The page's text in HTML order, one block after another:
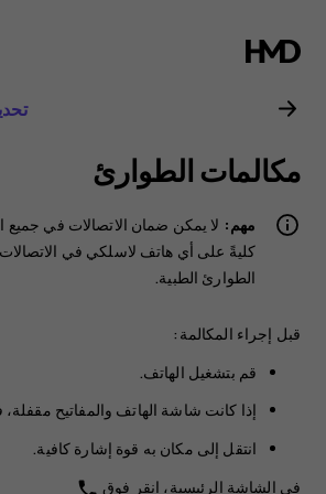
دليل
مستخدم
هاتف
Nokia
6.2
مكالمات الطوارئ
مهم: لا يمكن ضمان الاتصالات في جميع
كليةً على أي هاتف لاسلكي في
الطوارئ الطبية.
قبل إجراء المكالمة:
قم بتشغيل الهاتف.
إذا كانت شاشة الهاتف والمفاتيح مقفلة،
انتقل إلى مكان به قوة إشارة كافية.
في الشاشة الرئيسية، انقر فوق phone